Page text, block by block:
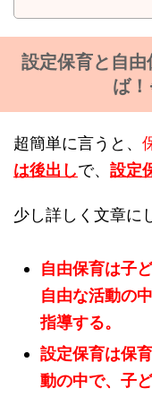
設定保育と自
ば
超簡単に言うと、
は後出しで、 設定
少し詳しく文章に
自由保育は子
自由な活動の
指導する。
設定保育は保
動の中で、子